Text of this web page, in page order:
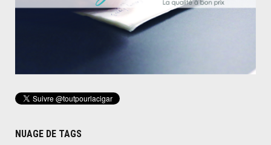
NUAGE DE TAGS